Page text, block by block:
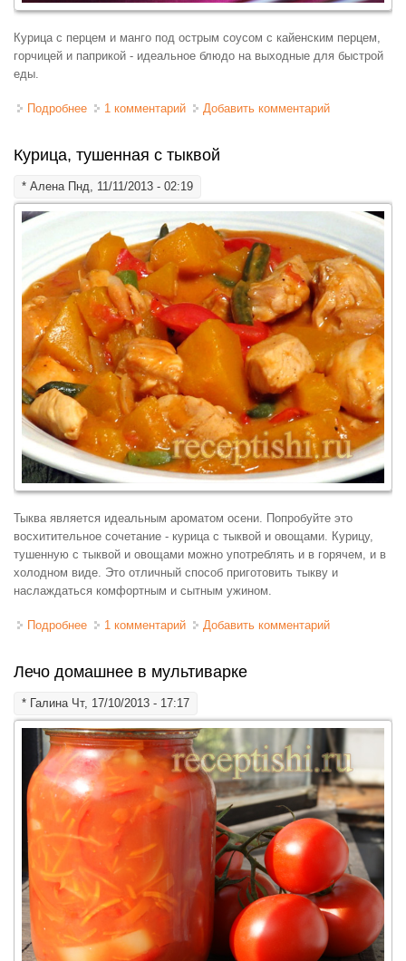
Курица с перцем и манго под острым соусом с кайенским перцем,
горчицей и паприкой - идеальное блюдо на выходные для быстрой
еды.
Подробнее о Курица с перцем и манго
1 комментарий Добавить комментарий
Курица, тушенная с тыквой
* АленаПнд, 11/11/2013 - 02:19
Тыква является идеальным ароматом осени. Попробуйте это
восхитительное сочетание - курица с тыквой и овощами. Курицу,
тушенную с тыквой и овощами можно употреблять и в горячем, и в
холодном виде. Это отличный способ приготовить тыкву и
наслаждаться комфортным и сытным ужином.
Подробнее о Курица, тушенная с тыквой
1 комментарий Добавить комментарий
Лечо домашнее в мультиварке
* ГалинаЧт, 17/10/2013 - 17:17